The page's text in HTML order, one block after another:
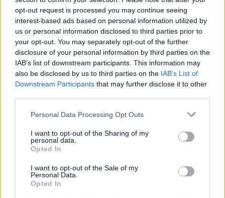
opt-out request is processed you may continue seeing
interest-based ads based on personal information utilized by
us or personal information disclosed to third parties prior to
your opt-out. You may separately opt-out of the further
disclosure of your personal information by third parties on the
IAB’s list of downstream participants. This information may
also be disclosed by us to third parties on the IAB’s List of
Downstream Participants that may further disclose it to other
Please note that this website/app uses one or more Google
not limited to your visit or usage behaviour. You may click to
grant or deny consent to Google and its third-party tags to
use your data for below specified purposes in below Google
consent section.
Personal Data Processing Opt Outs
I want to opt-out of the Sharing of my
personal data.
Opted In
I want to opt-out of the Sale of my
Personal Data.
Opted In
Κωνσταντίνα Σπυροπούλου: Για καφέ με
τις φίλες της, λίγο πριν την πρεμιέρα!
08.10.2015
Σχεσεις